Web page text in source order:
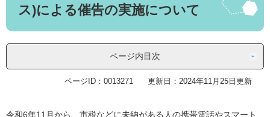
ス)による催告の実施について
ページ内目次
ページID：0013271 更新日：2024年11月25日更新
令和6年11月から、市税などに未納がある人の携帯電話やスマート